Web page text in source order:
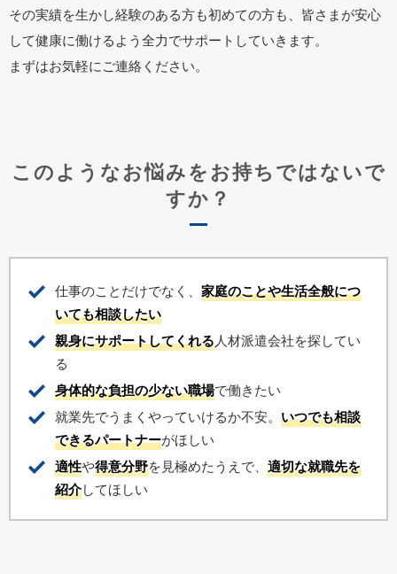
その実績を生かし経験のある方も初めての方も、皆さまが安心
して健康に働けるよう全力でサポートしていきます。
まずはお気軽にご連絡ください。
このようなお悩みをお持ちではないで
すか？
仕事のことだけでなく、 家庭のことや生活全般につ
いても相談したい
親身にサポートしてくれる人材派遣会社を探してい
る
身体的な負担の少ない職場で働きたい
就業先でうまくやっていけるか不安。 いつでも相談
できるパートナーがほしい
適性や得意分野を見極めたうえで、 適切な就職先を
紹介してほしい